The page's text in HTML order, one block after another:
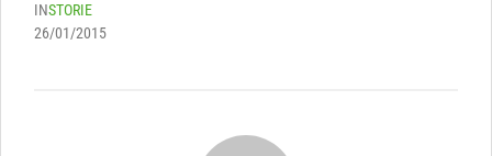
INSTORIE
26/01/2015